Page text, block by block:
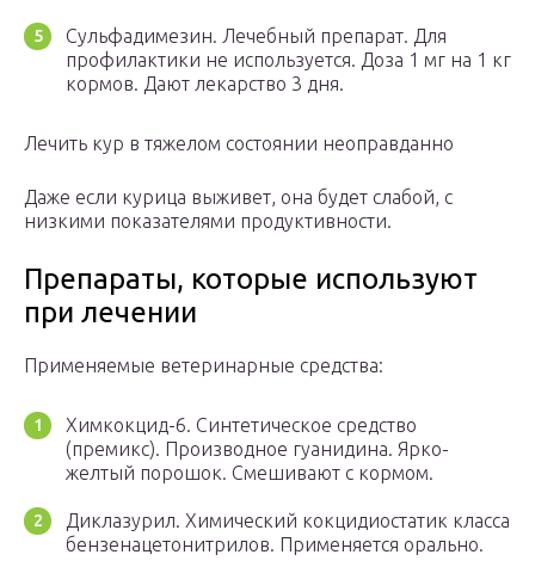
Сульфадимезин. Лечебный препарат. Для
профилактики не используется. Доза 1 мг на 1 кг
кормов. Дают лекарство 3 дня.
Лечить кур в тяжелом состоянии неоправданно
Даже если курица выживет, она будет слабой, с
низкими показателями продуктивности.
Препараты, которые используют
при лечении
Применяемые ветеринарные средства:
Химкокцид-6. Синтетическое средство
(премикс). Производное гуанидина. Ярко-
желтый порошок. Смешивают с кормом.
Диклазурил. Химический кокцидиостатик класса
бензенацетонитрилов. Применяется орально.